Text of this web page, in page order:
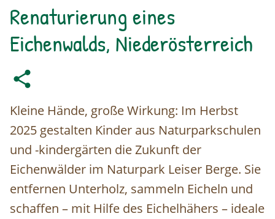
Renaturierung eines
Eichenwalds, Niederösterreich
Kleine Hände, große Wirkung: Im Herbst
2025 gestalten Kinder aus Naturparkschulen
und -kindergärten die Zukunft der
Eichenwälder im Naturpark Leiser Berge. Sie
entfernen Unterholz, sammeln Eicheln und
schaffen – mit Hilfe des Eichelhähers – ideale